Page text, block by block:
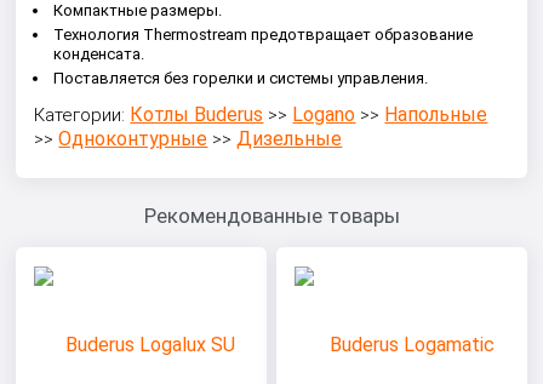
Компактные размеры.
Технология Thermostream предотвращает образование
конденсата.
Поставляется без горелки и системы управления.
Категории: Котлы Buderus >> Logano >> Напольные
>>Одноконтурные >>Дизельные
Рекомендованные товары